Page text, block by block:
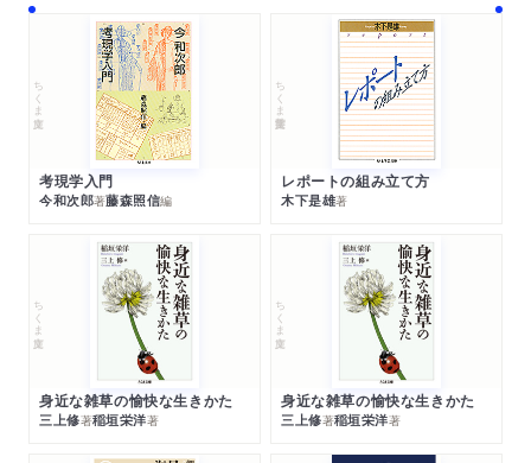
ちくま文庫
考現学入門
今和次郎著藤森照信編
ちくま学芸文庫
レポートの組み立て方
木下是雄著
ちくま文庫
身近な雑草の愉快な生きかた
三上修著稲垣栄洋著
ちくま文庫
身近な雑草の愉快な生きかた
三上修著稲垣栄洋著